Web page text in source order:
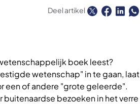
Deel artikel
boek leest?
wetenschap" in te gaan, laat
een of andere "grote geleerde".
bezoeken in het verre